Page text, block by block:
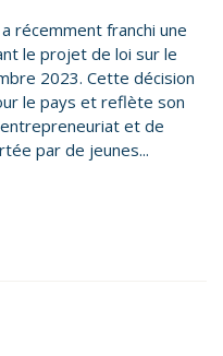
récemment franchi une
le projet de loi sur le
2023. Cette décision
le pays et reflète son
et de
par de jeunes...